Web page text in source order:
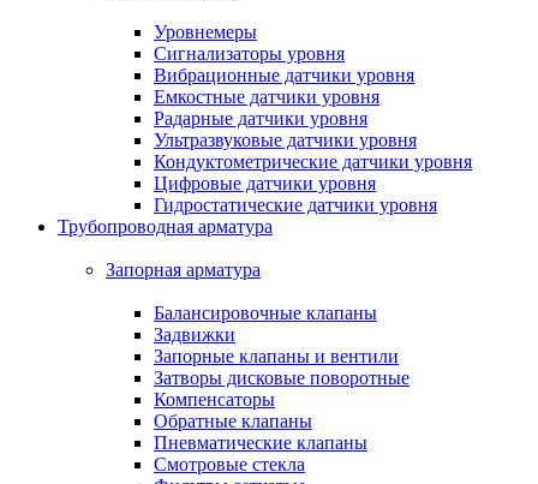
Уровнемеры
Сигнализаторы уровня
Вибрационные датчики уровня
Емкостные датчики уровня
Радарные датчики уровня
Ультразвуковые датчики уровня
Кондуктометрические датчики уровня
Цифровые датчики уровня
Гидростатические датчики уровня
Трубопроводная арматура
Запорная арматура
Балансировочные клапаны
Задвижки
Запорные клапаны и вентили
Затворы дисковые поворотные
Компенсаторы
Обратные клапаны
Пневматические клапаны
Смотровые стекла